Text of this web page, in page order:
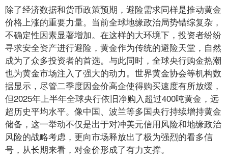
除了经济数据和货币政策预期，避险需求同样是推动黄金
价格上涨的重要力量。当前全球地缘政治局势错综复杂，
不确定性因素显著增加。在这样的大环境下，投资者纷纷
寻求安全资产进行避险，黄金作为传统的避险天堂，自然
成为了众多投资者的首选。与此同时，全球央行购金热潮
也为黄金市场注入了强大的动力。世界黄金协会等机构数
据显示，尽管二季度因金价高企使得购买速度有所放缓，
但2025年上半年全球央行依旧净购入超过400吨黄金，远
超历史平均水平。像中国、波兰等多国央行持续增持黄金
储备，这一举动不仅是出于对冲美元信用风险和地缘政治
风险的战略考虑，更向市场释放出了极为强烈的看多信
号，从长期来看，对金价形成了有力支撑。